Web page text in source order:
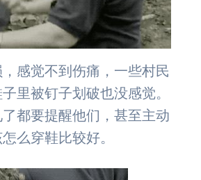
感觉不到伤痛，一些村民
里被钉子划破也没感觉。
都要提醒他们，甚至主动
么穿鞋比较好。